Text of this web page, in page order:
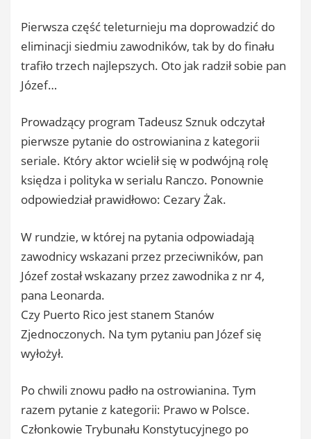
Pierwsza część teleturnieju ma doprowadzić do
eliminacji siedmiu zawodników, tak by do finału
trafiło trzech najlepszych. Oto jak radził sobie pan
Józef…
Prowadzący program Tadeusz Sznuk odczytał
pierwsze pytanie do ostrowianina z kategorii
seriale. Który aktor wcielił się w podwójną rolę
księdza i polityka w serialu Ranczo. Ponownie
odpowiedział prawidłowo: Cezary Żak.
W rundzie, w której na pytania odpowiadają
zawodnicy wskazani przez przeciwników, pan
Józef został wskazany przez zawodnika z nr 4,
pana Leonarda.
Czy Puerto Rico jest stanem Stanów
Zjednoczonych. Na tym pytaniu pan Józef się
wyłożył.
Po chwili znowu padło na ostrowianina. Tym
razem pytanie z kategorii: Prawo w Polsce.
Członkowie Trybunału Konstytucyjnego po